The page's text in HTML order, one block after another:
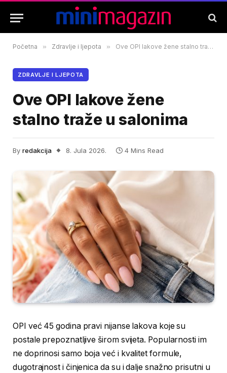
Početna » Zdravlje i ljepota » Ove OPI lakove žene stalno traže u salonima
ZDRAVLJE I LJEPOTA
Ove OPI lakove žene
stalno traže u salonima
By redakcija 8. Jula 2026. 4 Mins Read
OPI već 45 godina pravi nijanse lakova koje su
postale prepoznatljive širom svijeta. Popularnosti im
ne doprinosi samo boja već i kvalitet formule,
dugotrajnost i činjenica da su i dalje snažno prisutni u